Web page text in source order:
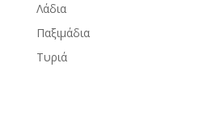
Λάδια
Παξιμάδια
Τυριά